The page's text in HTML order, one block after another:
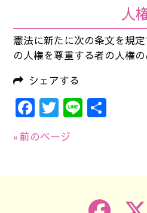
人
憲法に新たに次の条文を規
の人権を尊重する者の人権の
シェアする
Facebook
Twitter
Line
« 前のページ